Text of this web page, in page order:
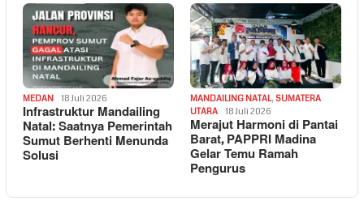
MEDAN 18 Juli 2026
Infrastruktur Mandailing
Natal: Saatnya Pemerintah
Sumut Berhenti Menunda
Solusi
MANDAILING NATAL, SUMATERA
UTARA
18 Juli 2026
Merajut Harmoni di Pantai
Barat, PAPPRI Madina
Gelar Temu Ramah
Pengurus